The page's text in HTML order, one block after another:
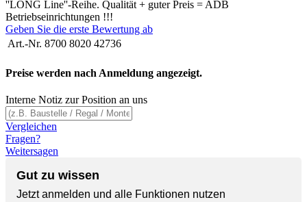
''LONG Line''-Reihe. Qualität + guter Preis = ADB
Betriebseinrichtungen !!!
Geben Sie die erste Bewertung ab
Art.-Nr. 8700 8020 42736
Preise werden nach Anmeldung angezeigt.
Interne Notiz zur Position an uns
Vergleichen
Fragen?
Weitersagen
Gut zu wissen
Jetzt anmelden und alle Funktionen nutzen